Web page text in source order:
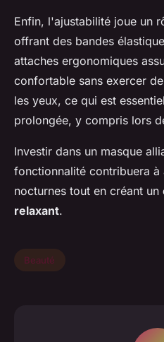
Enfin, l'ajustabilité joue un
offrant des bandes
attaches ergonomiques
confortable sans exercer
les yeux, ce qui est
prolongée, y compris lors
Investir dans un masque
fonctionnalité contribuera
nocturnes tout en créant un
relaxant.
Beauté